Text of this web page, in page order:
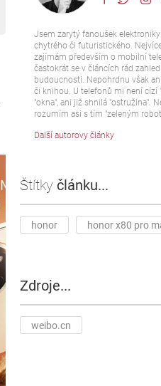
Jsem zarytý fanoušek elektroniky
chytrého či futuristického.
zajímám především o mobilní
častokrát se v článcích rád
budoucnosti. Nepohrdnu však
či knihou. U telefonů mi není cízí
"okna", ani již shnilá "ostružina".
rozumím asi s tím "zeleným
Další autorovy články
Štítky článku...
honor honor x80 pro
Zdroje...
weibo.cn